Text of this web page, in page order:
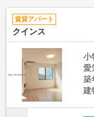
賃貸アパート
クインス
小
愛
築
建